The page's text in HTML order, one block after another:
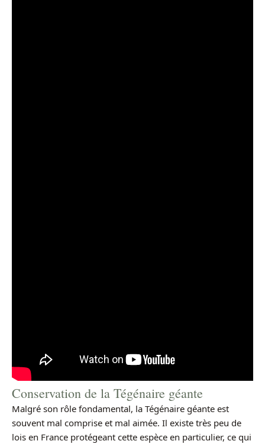
Conservation de la Tégénaire géante
Malgré son rôle fondamental, la Tégénaire géante est
souvent mal comprise et mal aimée. Il existe très peu de
lois en France protégeant cette espèce en particulier, ce qui